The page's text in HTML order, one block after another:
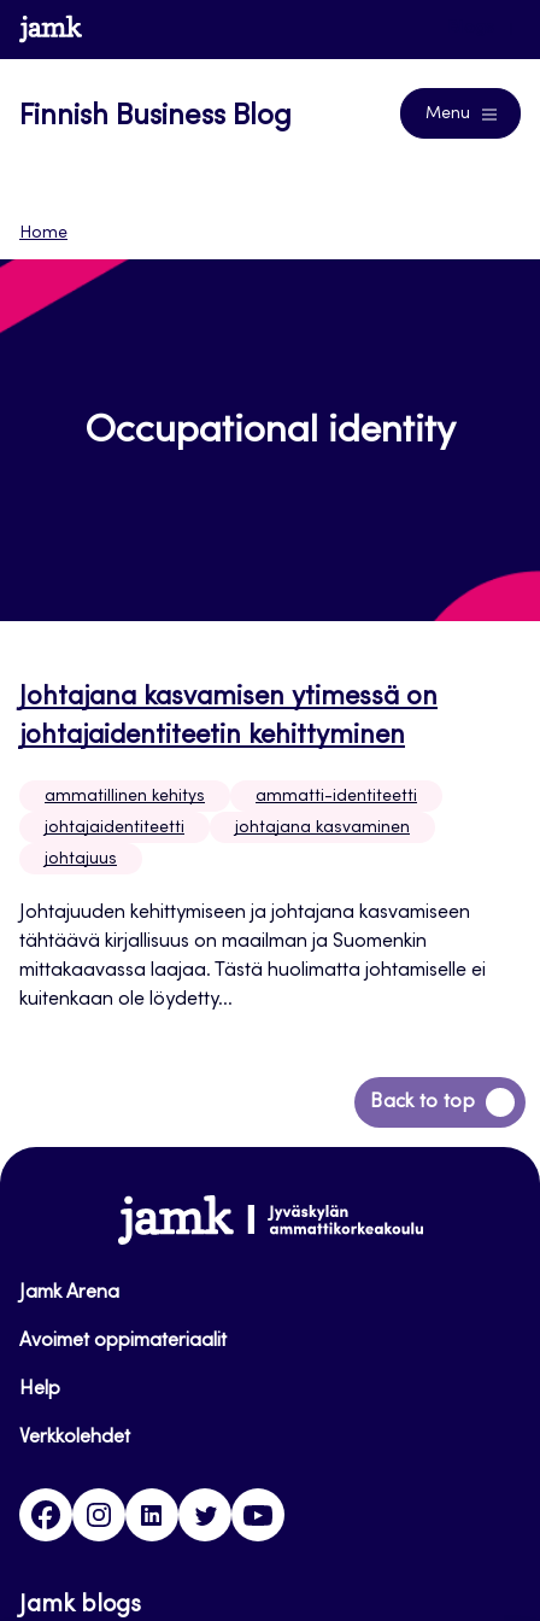
Skip
to
www.jamk.fi
Finnish Business Blog Menu
Home
Occupational identity
Johtajana kasvamisen ytimessä on
johtajaidentiteetin kehittyminen
ammatillinen kehitys
ammatti-identiteetti
johtajaidentiteetti
johtajana kasvaminen
johtajuus
Johtajuuden kehittymiseen ja johtajana kasvamiseen
tähtäävä kirjallisuus on maailman ja Suomenkin
mittakaavassa laajaa. Tästä huolimatta johtamiselle ei
kuitenkaan ole löydetty...
Back to top
Back
to
www.jamk.fi
Jamk Arena
Avoimet oppimateriaalit
Help
Verkkolehdet
FacebookInstagramLinkedinTwitter
Jamk blogs